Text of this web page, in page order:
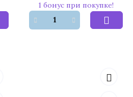
1 бонус при покупке!